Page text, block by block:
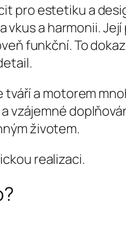
pro estetiku a
a harmonii. Její
funkční. To
tváří a motorem
vzájemné
životem.
realizaci.